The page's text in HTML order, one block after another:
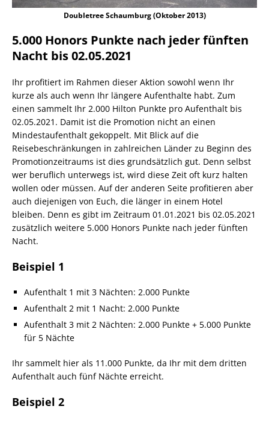
Doubletree Schaumburg (Oktober 2013)
5.000 Honors Punkte nach jeder fünften
Nacht bis 02.05.2021
Ihr profitiert im Rahmen dieser Aktion sowohl wenn Ihr
kurze als auch wenn Ihr längere Aufenthalte habt. Zum
einen sammelt Ihr 2.000 Hilton Punkte pro Aufenthalt bis
02.05.2021. Damit ist die Promotion nicht an einen
Mindestaufenthalt gekoppelt. Mit Blick auf die
Reisebeschränkungen in zahlreichen Länder zu Beginn des
Promotionzeitraums ist dies grundsätzlich gut. Denn selbst
wer beruflich unterwegs ist, wird diese Zeit oft kurz halten
wollen oder müssen. Auf der anderen Seite profitieren aber
auch diejenigen von Euch, die länger in einem Hotel
bleiben. Denn es gibt im Zeitraum 01.01.2021 bis 02.05.2021
zusätzlich weitere 5.000 Honors Punkte nach jeder fünften
Nacht.
Beispiel 1
Aufenthalt 1 mit 3 Nächten: 2.000 Punkte
Aufenthalt 2 mit 1 Nacht: 2.000 Punkte
Aufenthalt 3 mit 2 Nächten: 2.000 Punkte + 5.000 Punkte
für 5 Nächte
Ihr sammelt hier als 11.000 Punkte, da Ihr mit dem dritten
Aufenthalt auch fünf Nächte erreicht.
Beispiel 2